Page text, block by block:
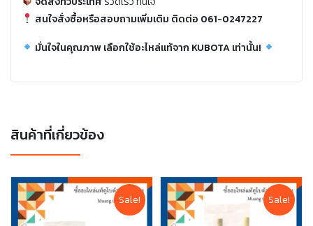
สนใจสั่งซื้อหรือสอบถามเพิ่มเติม ติดต่อ 061-0247227
มั่นใจในคุณภาพ เลือกใช้อะไหล่แท้จาก KUBOTA เท่านั้น!
สินค้าที่เกี่ยวข้อง
Sale! Sale!